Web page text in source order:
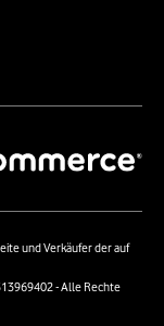
und Verkäufer der auf
- Alle Rechte